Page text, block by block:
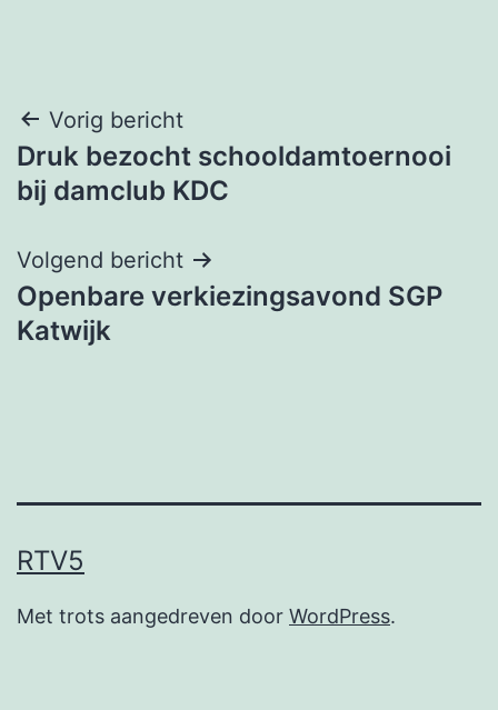
Bericht
navigatie
Vorig bericht
Druk bezocht schooldamtoernooi
bij damclub KDC
Volgend bericht
Openbare verkiezingsavond SGP
Katwijk
RTV5
Met trots aangedreven door WordPress.